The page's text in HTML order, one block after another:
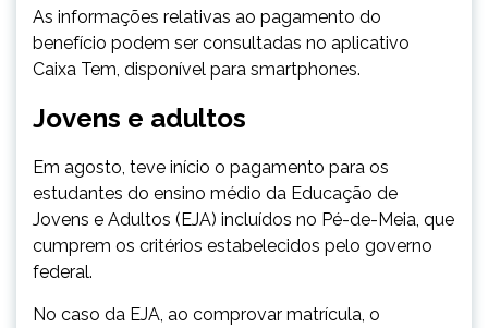
As informações relativas ao pagamento do
benefício podem ser consultadas no aplicativo
Caixa Tem, disponível para smartphones.
Jovens e adultos
Em agosto, teve início o pagamento para os
estudantes do ensino médio da Educação de
Jovens e Adultos (EJA) incluídos no Pé-de-Meia, que
cumprem os critérios estabelecidos pelo governo
federal.
No caso da EJA, ao comprovar matrícula, o